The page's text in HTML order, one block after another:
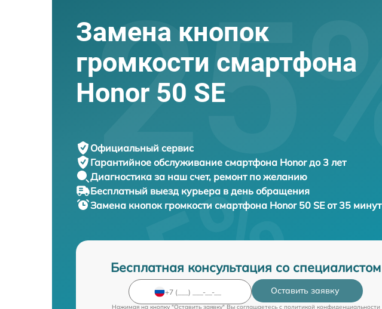
Замена кнопок
громкости смартфона
Honor 50 SE
Официальный сервис
Гарантийное обслуживание смартфона Honor до 3 лет
Диагностика за наш счет, ремонт по желанию
Бесплатный выезд курьера в день обращения
Замена кнопок громкости смартфона Honor 50 SE от 35 минут
Бесплатная консультация со специалистом
Оставить заявку
Нажимая на кнопку "Оставить заявку" Вы соглашаетесь c политикой конфиденциальности